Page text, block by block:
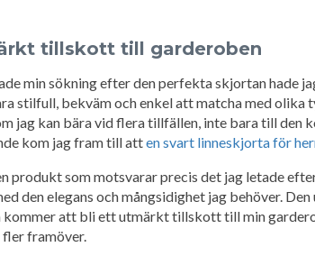
tillskott till garderoben
min sökning efter den perfekta skjortan hade
stilfull, bekväm och enkel att matcha med olika
jag kan bära vid flera tillfällen, inte bara till den
kom jag fram till atten svart linneskjorta för
produkt som motsvarar precis det jag letade
den elegans och mångsidighet jag behöver.
att bli ett utmärkt tillskott till min
fler framöver.